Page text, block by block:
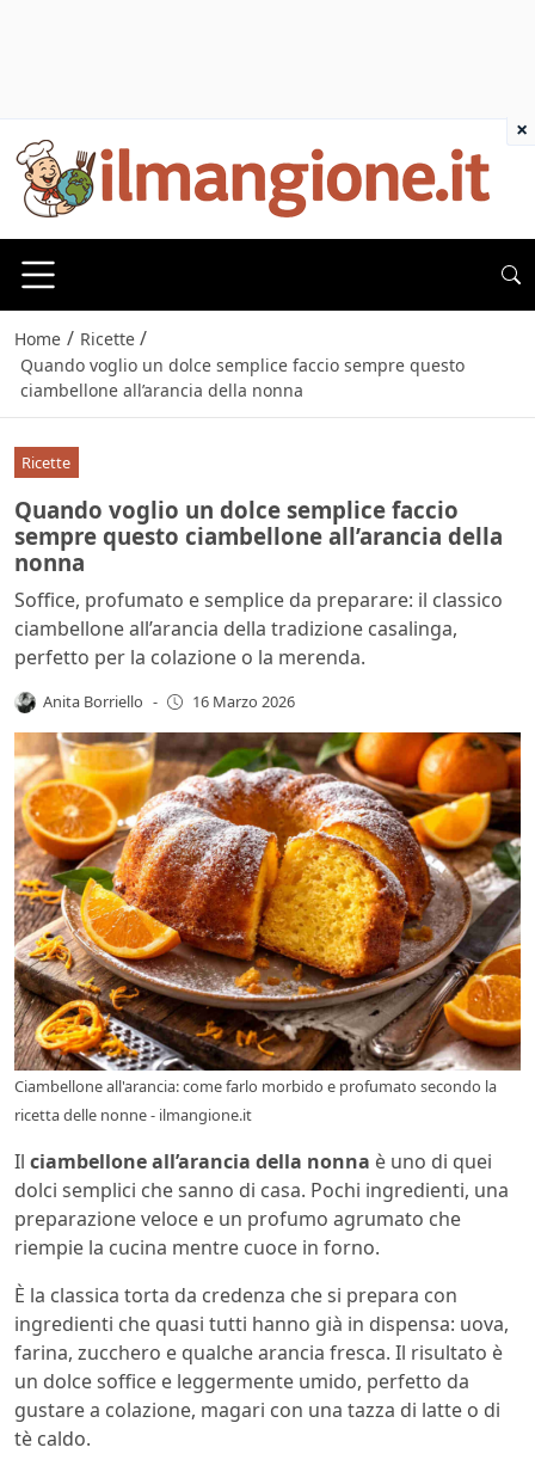
Home / Ricette /
Quando voglio un dolce semplice faccio sempre questo
ciambellone all’arancia della nonna
Ricette
Quando voglio un dolce semplice faccio
sempre questo ciambellone all’arancia della
nonna
Soffice, profumato e semplice da preparare: il classico
ciambellone all’arancia della tradizione casalinga,
perfetto per la colazione o la merenda.
Anita Borriello - 16 Marzo 2026
Ciambellone all'arancia: come farlo morbido e profumato secondo la
ricetta delle nonne - ilmangione.it
Il ciambellone all’arancia della nonna è uno di quei
dolci semplici che sanno di casa. Pochi ingredienti, una
preparazione veloce e un profumo agrumato che
riempie la cucina mentre cuoce in forno.
È la classica torta da credenza che si prepara con
ingredienti che quasi tutti hanno già in dispensa: uova,
farina, zucchero e qualche arancia fresca. Il risultato è
un dolce soffice e leggermente umido, perfetto da
gustare a colazione, magari con una tazza di latte o di
tè caldo.
×